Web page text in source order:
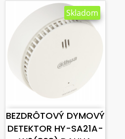
VLOŽIŤ DO KOŠÍKA
BEZDRÔTOVÝ DYMOVÝ
DETEKTOR HY-SA21A-
Skladom